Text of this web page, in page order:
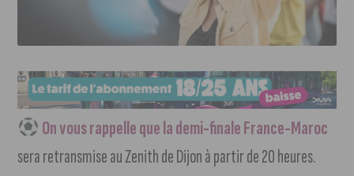
On vous rappelle que la demi-finale France-Maroc
sera retransmise au Zenith de Dijon à partir de 20 heures.